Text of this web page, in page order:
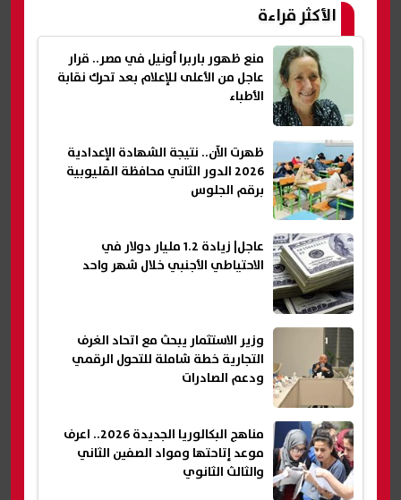
الأكثر قراءة
منع ظهور باربرا أونيل في مصر.. قرار
عاجل من الأعلى للإعلام بعد تحرك نقابة
الأطباء
ظهرت الآن.. نتيجة الشهادة الإعدادية
2026 الدور الثاني محافظة القليوبية
برقم الجلوس
عاجل| زيادة 1.2 مليار دولار في
الاحتياطي الأجنبي خلال شهر واحد
وزير الاستثمار يبحث مع اتحاد الغرف
التجارية خطة شاملة للتحول الرقمي
ودعم الصادرات
مناهج البكالوريا الجديدة 2026.. اعرف
موعد إتاحتها ومواد الصفين الثاني
والثالث الثانوي